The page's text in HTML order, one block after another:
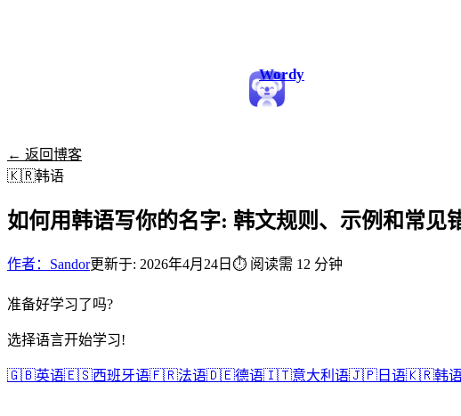
Wordy
← 返回博客
🇰🇷韩语
如何用韩语写你的名字: 韩文规则、示例和常见
作者：Sandor更新于: 2026年4月24日 ⏱ 阅读需 12 分钟
准备好学习了吗?
选择语言开始学习!
🇬🇧英语🇪🇸西班牙语🇫🇷法语🇩🇪德语🇮🇹意大利语🇯🇵 日语🇰🇷韩